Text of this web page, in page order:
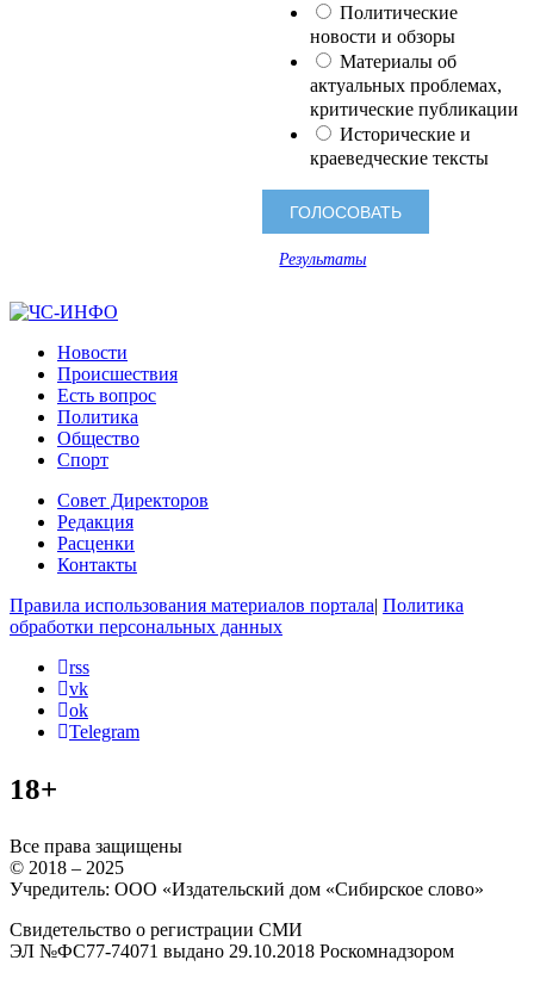
Политические
новости и обзоры
Материалы об
актуальных проблемах,
критические публикации
Исторические и
краеведческие тексты
Результаты
Новости
Происшествия
Есть вопрос
Политика
Общество
Спорт
Совет Директоров
Редакция
Расценки
Контакты
Правила использования материалов портала| Политика
обработки персональных данных
rss
vk
ok
Telegram
18+
Все права защищены
© 2018 – 2025
Учредитель: ООО «Издательский дом «Сибирское слово»
Свидетельство о регистрации СМИ
ЭЛ №ФС77-74071 выдано 29.10.2018 Роскомнадзором